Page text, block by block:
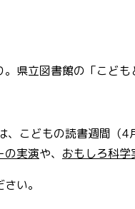
県立図書館の「こど
、こどもの読書週間（
の実演や、 おもしろ科学
い。